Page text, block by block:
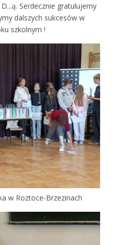
Serdecznie gratulujemy
dalszych sukcesów w
szkolnym !
w Roztoce-Brzezinach